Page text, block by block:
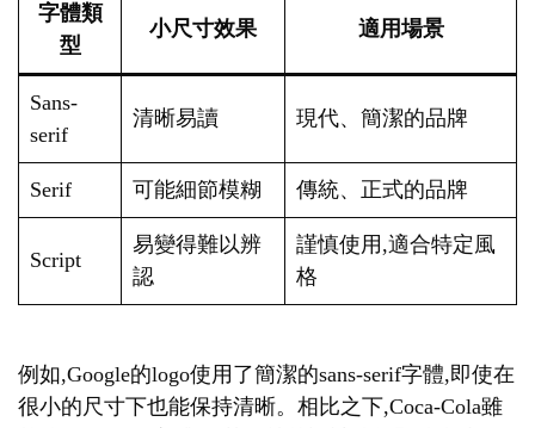
字體類
型
小尺寸效果 適用場景
Sans-
serif
清晰易讀 現代、簡潔的品牌
Serif 可能細節模糊 傳統、正式的品牌
Script
易變得難以辨
認
謹慎使用,適合特定風
格
例如,Google的logo使用了簡潔的sans-serif字體,即使在
很小的尺寸下也能保持清晰。相比之下,Coca-Cola雖